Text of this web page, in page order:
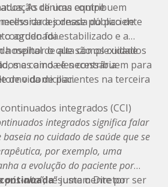
de uma equipe
desse público de
As clínicas contribuem
a jornada do paciente
agudo foi estabilizado e a
hospital de alta complexidade
mas ainda é necessária
domiciliar.
melhor o que são os cuidados
e como eles contribuem para
de vida de pacientes na terceira
integrados (CCI)
integrados significa falar
no cuidado de saúde que se
por exemplo, uma
a evolução do paciente por
pós-alta”, resume o Diretor
continuada” justamente por ser